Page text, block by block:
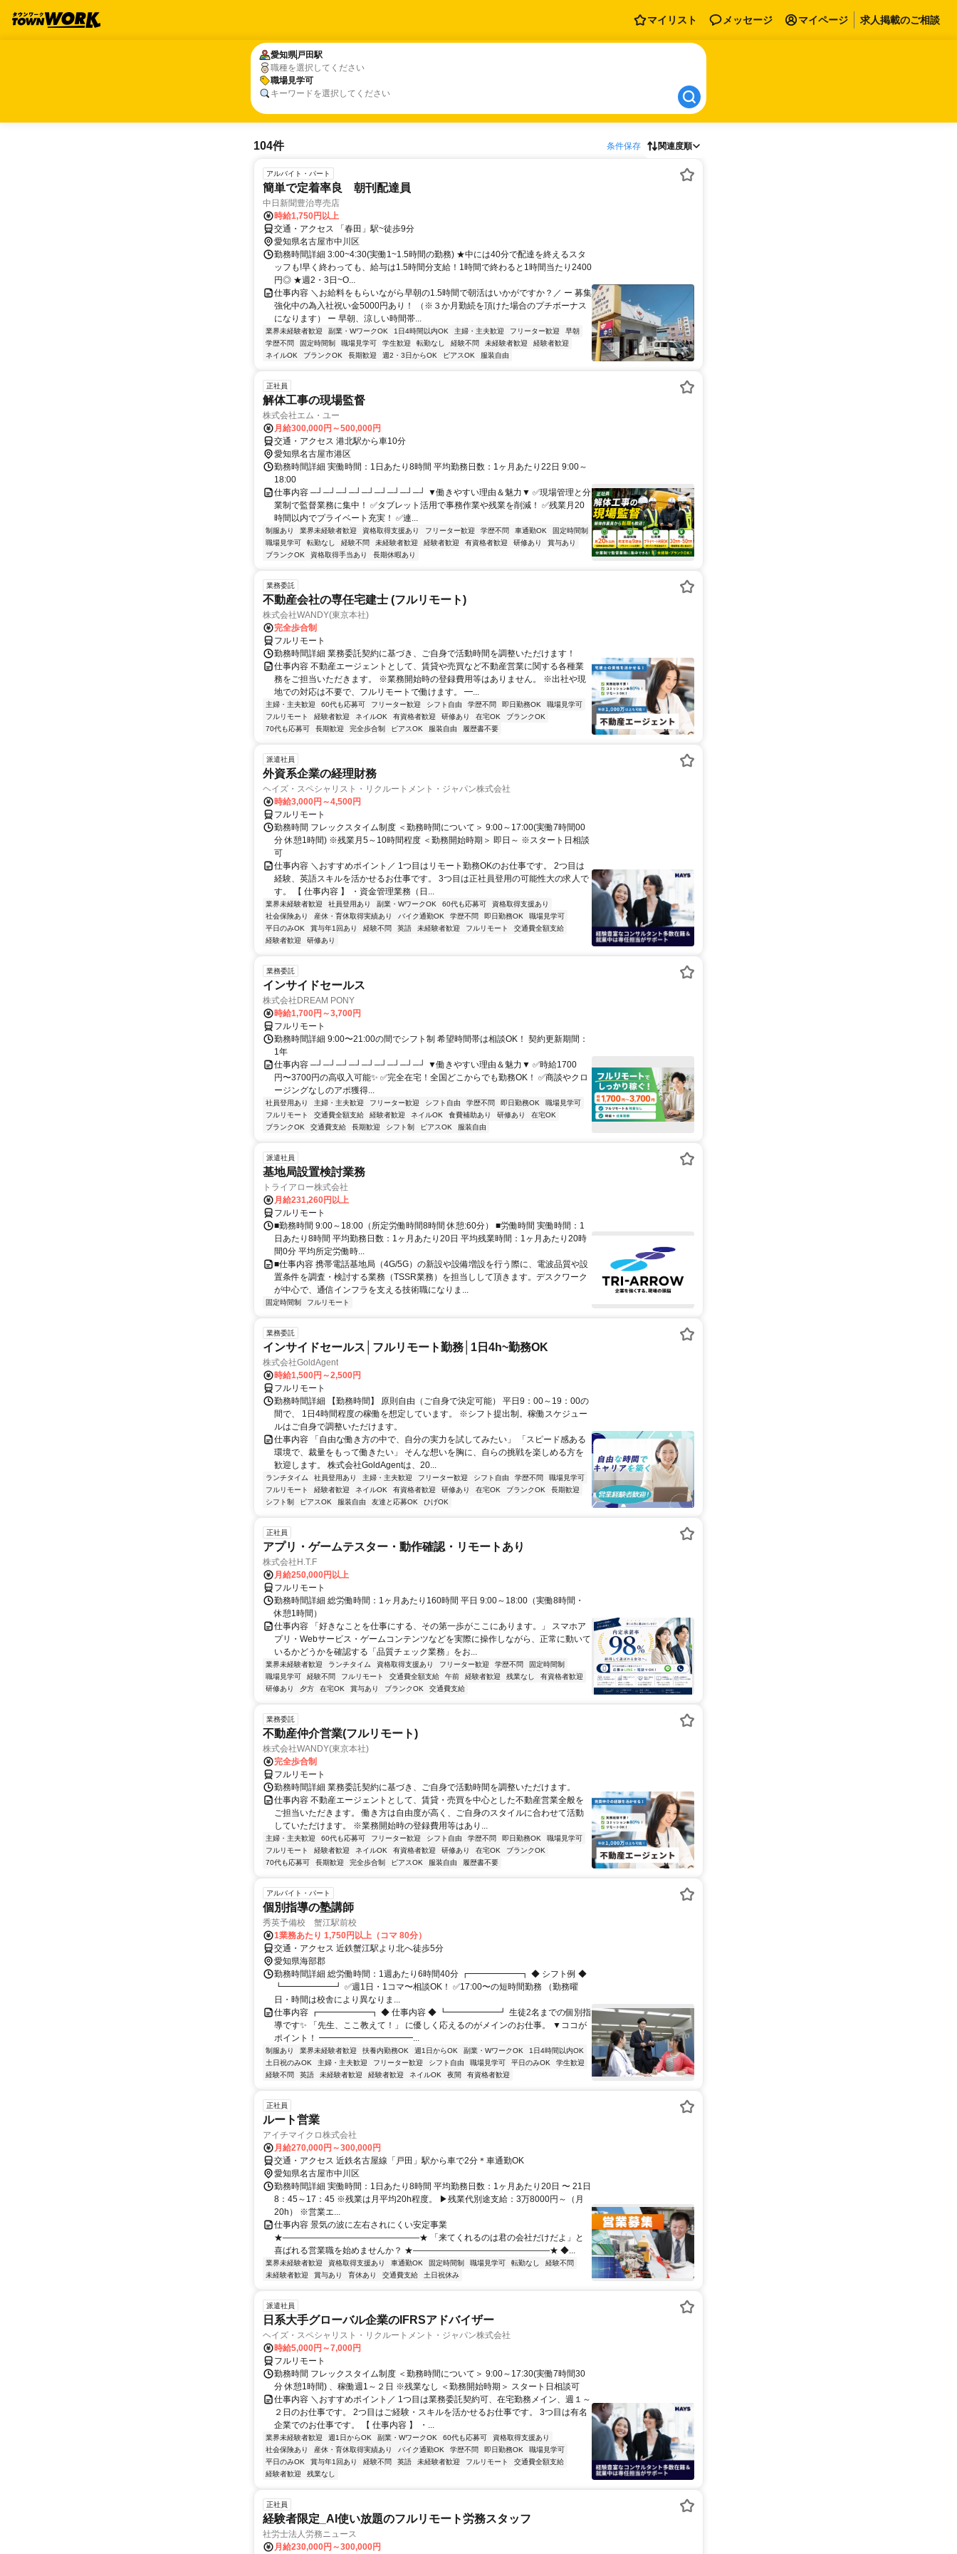
マイリスト メッセージ マイページ 求人掲載のご相談
愛知県戸田駅
職種を選択してください
職場見学可
キーワードを選択してください
愛知県戸田駅
職場見学可
104件 条件保存 関連度順
アルバイト・パート
簡単で定着率良 朝刊配達員
中日新聞豊治専売店
時給1,750円以上
交通・アクセス 「春田」駅~徒歩9分
愛知県名古屋市中川区
勤務時間詳細 3:00~4:30(実働1~1.5時間の勤務) ★中には40分で配達を終えるスタ
ッフも!早く終わっても、給与は1.5時間分支給！1時間で終わると1時間当たり2400
円◎ ★週2・3日~O...
仕事内容 ＼お給料をもらいながら早朝の1.5時間で朝活はいかがですか？／ ー 募集
強化中の為入社祝い金5000円あり！ （※３か月勤続を頂けた場合のプチボーナス
になります） ー 早朝、涼しい時間帯...
業界未経験者歓迎 副業・WワークOK 1日4時間以内OK 主婦・主夫歓迎 フリーター歓迎
早朝
学歴不問
固定時間制 職場見学可 学生歓迎 転勤なし 経験不問 未経験者歓迎
経験者歓迎
ネイルOK
ブランクOK 長期歓迎 週2・3日からOK ピアスOK 服装自由
正社員
解体工事の現場監督
株式会社エム・ユー
月給300,000円～500,000円
交通・アクセス 港北駅から車10分
愛知県名古屋市港区
勤務時間詳細 実働時間：1日あたり8時間 平均勤務日数：1ヶ月あたり22日 9:00～
18:00
仕事内容 ─┘─┘─┘─┘─┘─┘─┘─┘─┘ ▼働きやすい理由＆魅力▼ ✅現場管理と分
業制で監督業務に集中！ ✅タブレット活用で事務作業や残業を削減！ ✅残業月20
時間以内でプライベート充実！ ✅連...
制服あり 業界未経験者歓迎 資格取得支援あり フリーター歓迎 学歴不問 車通勤OK
固定時間制
職場見学可
転勤なし 経験不問 未経験者歓迎 経験者歓迎 有資格者歓迎 研修あり
賞与あり
ブランクOK
資格取得手当あり 長期休暇あり
業務委託
不動産会社の専任宅建士 (フルリモート)
株式会社WANDY(東京本社)
完全歩合制
フルリモート
勤務時間詳細 業務委託契約に基づき、ご自身で活動時間を調整いただけます！
仕事内容 不動産エージェントとして、賃貸や売買など不動産営業に関する各種業
務をご担当いただきます。 ※業務開始時の登録費用等はありません。 ※出社や現
地での対応は不要で、フルリモートで働けます。 ━...
主婦・主夫歓迎 60代も応募可 フリーター歓迎 シフト自由 学歴不問 即日勤務OK
職場見学可
フルリモート
経験者歓迎 ネイルOK 有資格者歓迎 研修あり 在宅OK
ブランクOK
70代も応募可
長期歓迎 完全歩合制 ピアスOK 服装自由 履歴書不要
派遣社員
外資系企業の経理財務
ヘイズ・スペシャリスト・リクルートメント・ジャパン株式会社
時給3,000円～4,500円
フルリモート
勤務時間 フレックスタイム制度 ＜勤務時間について＞ 9:00～17:00(実働7時間00
分 休憩1時間) ※残業月5～10時間程度 ＜勤務開始時期＞ 即日～ ※スタート日相談
可
仕事内容 ＼おすすめポイント／ 1つ目はリモート勤務OKのお仕事です。 2つ目は
経験、英語スキルを活かせるお仕事です。 3つ目は正社員登用の可能性大の求人で
す。 【 仕事内容 】 ・資金管理業務（日...
業界未経験者歓迎 社員登用あり 副業・WワークOK 60代も応募可
資格取得支援あり
社会保険あり
産休・育休取得実績あり バイク通勤OK 学歴不問 即日勤務OK
職場見学可
平日のみOK
賞与年1回あり 経験不問 英語 未経験者歓迎 フルリモート
交通費全額支給
経験者歓迎
研修あり
業務委託
インサイドセールス
株式会社DREAM PONY
時給1,700円～3,700円
フルリモート
勤務時間詳細 9:00〜21:00の間でシフト制 希望時間帯は相談OK！ 契約更新期間：
1年
仕事内容 ─┘─┘─┘─┘─┘─┘─┘─┘─┘ ▼働きやすい理由＆魅力▼ ✅時給1700
円〜3700円の高収入可能✨ ✅完全在宅！全国どこからでも勤務OK！ ✅商談やクロ
ージングなしのアポ獲得...
社員登用あり 主婦・主夫歓迎 フリーター歓迎 シフト自由 学歴不問 即日勤務OK
職場見学可
フルリモート
交通費全額支給 経験者歓迎 ネイルOK 食費補助あり 研修あり
在宅OK
ブランクOK
交通費支給 長期歓迎 シフト制 ピアスOK 服装自由
派遣社員
基地局設置検討業務
トライアロー株式会社
月給231,260円以上
フルリモート
■勤務時間 9:00～18:00（所定労働時間8時間 休憩:60分） ■労働時間 実働時間：1
日あたり8時間 平均勤務日数：1ヶ月あたり20日 平均残業時間：1ヶ月あたり20時
間0分 平均所定労働時...
■仕事内容 携帯電話基地局（4G/5G）の新設や設備増設を行う際に、電波品質や設
置条件を調査・検討する業務（TSSR業務）を担当しして頂きます。デスクワーク
が中心で、通信インフラを支える技術職になりま...
固定時間制 フルリモート
業務委託
インサイドセールス│フルリモート勤務│1日4h~勤務OK
株式会社GoldAgent
時給1,500円～2,500円
フルリモート
勤務時間詳細 【勤務時間】 原則自由（ご自身で決定可能） 平日9：00～19：00の
間で、 1日4時間程度の稼働を想定しています。 ※シフト提出制。稼働スケジュー
ルはご自身で調整いただけます。
仕事内容 「自由な働き方の中で、自分の実力を試してみたい」 「スピード感ある
環境で、裁量をもって働きたい」 そんな想いを胸に、自らの挑戦を楽しめる方を
歓迎します。 株式会社GoldAgentは、20...
ランチタイム 社員登用あり 主婦・主夫歓迎 フリーター歓迎 シフト自由 学歴不問
職場見学可
フルリモート
経験者歓迎 ネイルOK 有資格者歓迎 研修あり 在宅OK ブランクOK
長期歓迎
シフト制
ピアスOK 服装自由 友達と応募OK ひげOK
正社員
アプリ・ゲームテスター・動作確認・リモートあり
株式会社H.T.F
月給250,000円以上
フルリモート
勤務時間詳細 総労働時間：1ヶ月あたり160時間 平日 9:00～18:00（実働8時間・
休憩1時間）
仕事内容 「好きなことを仕事にする、その第一歩がここにあります。」 スマホア
プリ・Webサービス・ゲームコンテンツなどを実際に操作しながら、正常に動いて
いるかどうかを確認する「品質チェック業務」をお...
業界未経験者歓迎 ランチタイム 資格取得支援あり フリーター歓迎 学歴不問
固定時間制
職場見学可
経験不問 フルリモート 交通費全額支給 午前 経験者歓迎 残業なし
有資格者歓迎
研修あり
夕方 在宅OK 賞与あり ブランクOK 交通費支給
業務委託
不動産仲介営業(フルリモート)
株式会社WANDY(東京本社)
完全歩合制
フルリモート
勤務時間詳細 業務委託契約に基づき、ご自身で活動時間を調整いただけます。
仕事内容 不動産エージェントとして、賃貸・売買を中心とした不動産営業全般を
ご担当いただきます。 働き方は自由度が高く、ご自身のスタイルに合わせて活動
していただけます。 ※業務開始時の登録費用等はあり...
主婦・主夫歓迎 60代も応募可 フリーター歓迎 シフト自由 学歴不問 即日勤務OK
職場見学可
フルリモート
経験者歓迎 ネイルOK 有資格者歓迎 研修あり 在宅OK
ブランクOK
70代も応募可
長期歓迎 完全歩合制 ピアスOK 服装自由 履歴書不要
アルバイト・パート
個別指導の塾講師
秀英予備校 蟹江駅前校
1業務あたり 1,750円以上（コマ 80分）
交通・アクセス 近鉄蟹江駅より北へ徒歩5分
愛知県海部郡
勤務時間詳細 総労働時間：1週あたり6時間40分 ┏━━━━━━┓ ◆ シフト例 ◆
┗━━━━━━┛ ✅週1日・1コマ〜相談OK！ ✅17:00〜の短時間勤務 （勤務曜
日・時間は校舎により異なりま...
仕事内容 ┏━━━━━━┓ ◆ 仕事内容 ◆ ┗━━━━━━┛ 生徒2名までの個別指
導です✨ 「先生、ここ教えて！」 に優しく応えるのがメインのお仕事。 ▼ココが
ポイント！ ━━━━━━━━━━━...
制服あり 業界未経験者歓迎 扶養内勤務OK 週1日からOK 副業・WワークOK
1日4時間以内OK
土日祝のみOK
主婦・主夫歓迎 フリーター歓迎 シフト自由 職場見学可 平日のみOK
学生歓迎
経験不問
英語 未経験者歓迎 経験者歓迎 ネイルOK 夜間 有資格者歓迎
正社員
ルート営業
アイチマイクロ株式会社
月給270,000円～300,000円
交通・アクセス 近鉄名古屋線「戸田」駅から車で2分＊車通勤OK
愛知県名古屋市中川区
勤務時間詳細 実働時間：1日あたり8時間 平均勤務日数：1ヶ月あたり20日 〜 21日
8：45～17：45 ※残業は月平均20h程度。 ▶残業代別途支給：3万8000円～（月
20h） ※営業エ...
仕事内容 景気の波に左右されにくい安定事業
★――――――――――――――――★ 「来てくれるのは君の会社だけだよ」と
喜ばれる営業職を始めませんか？ ★――――――――――――――――★ ◆...
業界未経験者歓迎 資格取得支援あり 車通勤OK 固定時間制 職場見学可 転勤なし
経験不問
未経験者歓迎
賞与あり 育休あり 交通費支給 土日祝休み
派遣社員
日系大手グローバル企業のIFRSアドバイザー
ヘイズ・スペシャリスト・リクルートメント・ジャパン株式会社
時給5,000円～7,000円
フルリモート
勤務時間 フレックスタイム制度 ＜勤務時間について＞ 9:00～17:30(実働7時間30
分 休憩1時間) 、稼働週1～２日 ※残業なし ＜勤務開始時期＞ スタート日相談可
仕事内容 ＼おすすめポイント／ 1つ目は業務委託契約可、在宅勤務メイン、週１～
２日のお仕事です。 2つ目はご経験・スキルを活かせるお仕事です。 3つ目は有名
企業でのお仕事です。 【 仕事内容 】 ・...
業界未経験者歓迎 週1日からOK 副業・WワークOK 60代も応募可
資格取得支援あり
社会保険あり
産休・育休取得実績あり バイク通勤OK 学歴不問 即日勤務OK
職場見学可
平日のみOK
賞与年1回あり 経験不問 英語 未経験者歓迎 フルリモート
交通費全額支給
経験者歓迎
残業なし
正社員
経験者限定_AI使い放題のフルリモート労務スタッフ
社労士法人労務ニュース
月給230,000円～300,000円